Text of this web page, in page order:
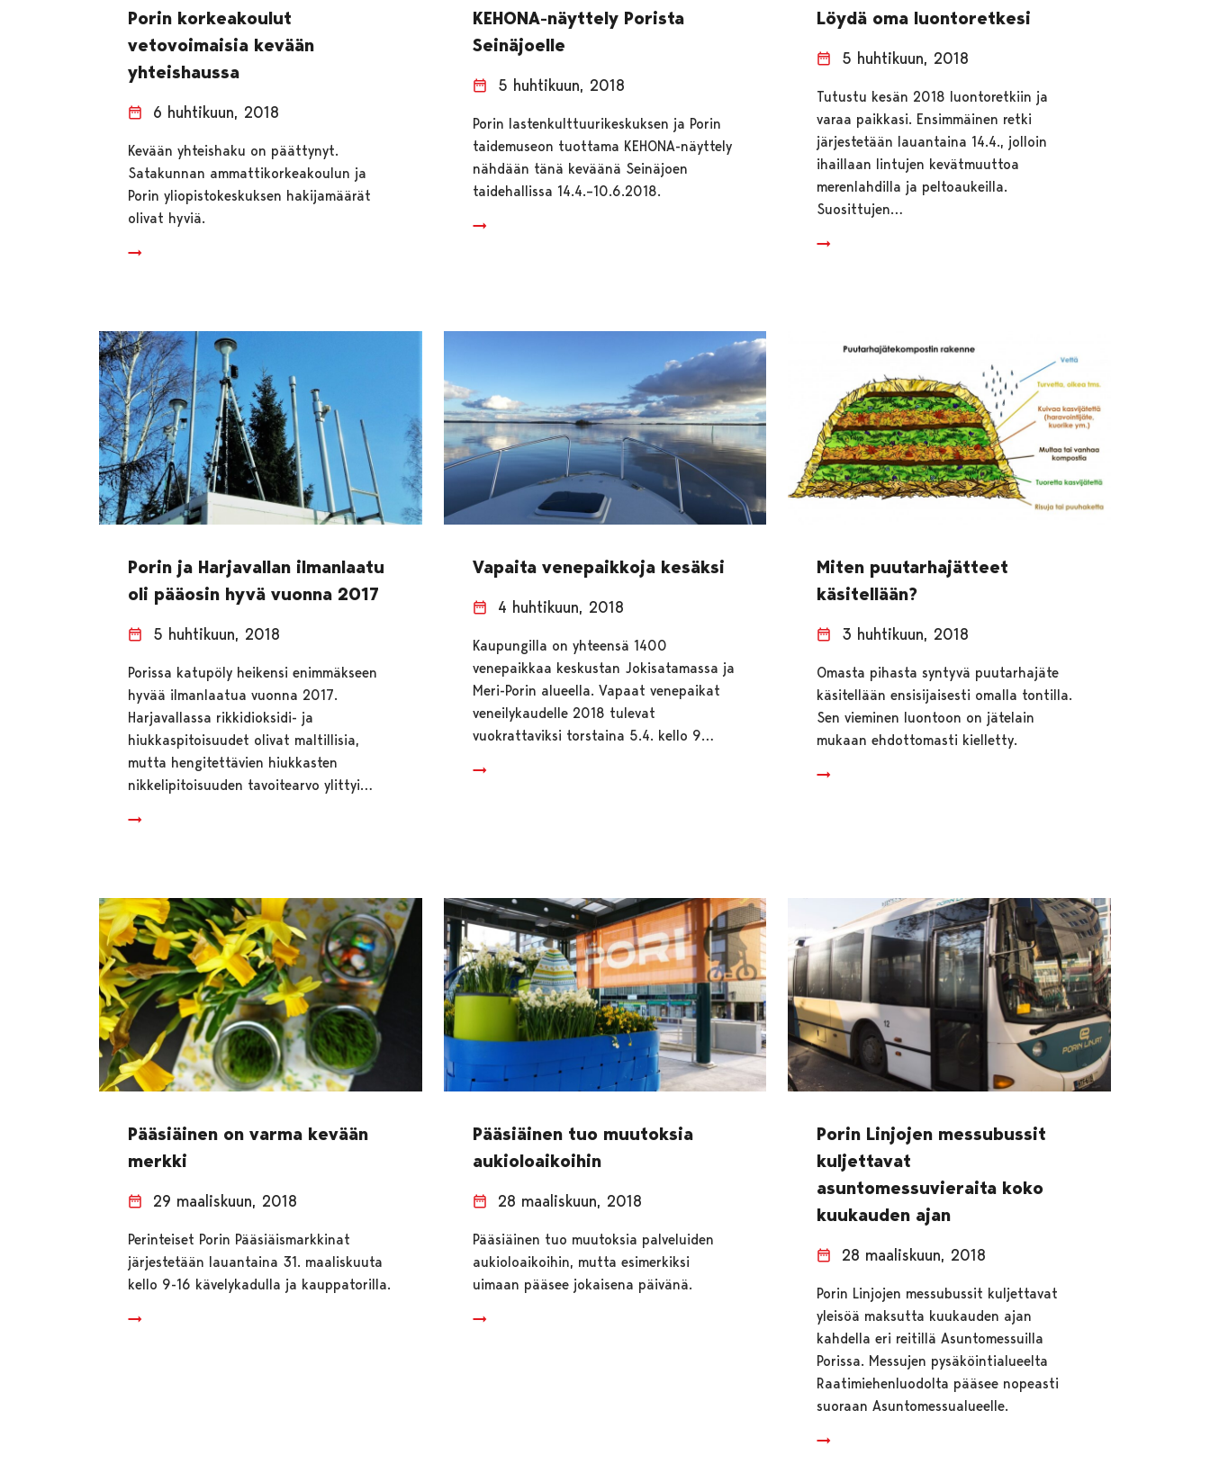
Porin korkeakoulut
vetovoimaisia kevään
yhteishaussa
6 huhtikuun, 2018
Kevään yhteishaku on päättynyt.
Satakunnan ammattikorkeakoulun ja
Porin yliopistokeskuksen hakijamäärät
olivat hyviä.
KEHONA-näyttely Porista
Seinäjoelle
5 huhtikuun, 2018
Porin lastenkulttuurikeskuksen ja Porin
taidemuseon tuottama KEHONA-näyttely
nähdään tänä keväänä Seinäjoen
taidehallissa 14.4.–10.6.2018.
Löydä oma luontoretkesi
5 huhtikuun, 2018
Tutustu kesän 2018 luontoretkiin ja
varaa paikkasi. Ensimmäinen retki
järjestetään lauantaina 14.4., jolloin
ihaillaan lintujen kevätmuuttoa
merenlahdilla ja peltoaukeilla.
Suosittujen…
Porin ja Harjavallan ilmanlaatu
oli pääosin hyvä vuonna 2017
5 huhtikuun, 2018
Porissa katupöly heikensi enimmäkseen
hyvää ilmanlaatua vuonna 2017.
Harjavallassa rikkidioksidi- ja
hiukkaspitoisuudet olivat maltillisia,
mutta hengitettävien hiukkasten
nikkelipitoisuuden tavoitearvo ylittyi…
Vapaita venepaikkoja kesäksi
4 huhtikuun, 2018
Kaupungilla on yhteensä 1400
venepaikkaa keskustan Jokisatamassa ja
Meri-Porin alueella. Vapaat venepaikat
veneilykaudelle 2018 tulevat
vuokrattaviksi torstaina 5.4. kello 9…
Miten puutarhajätteet
käsitellään?
3 huhtikuun, 2018
Omasta pihasta syntyvä puutarhajäte
käsitellään ensisijaisesti omalla tontilla.
Sen vieminen luontoon on jätelain
mukaan ehdottomasti kielletty.
Pääsiäinen on varma kevään
merkki
29 maaliskuun, 2018
Perinteiset Porin Pääsiäismarkkinat
järjestetään lauantaina 31. maaliskuuta
kello 9-16 kävelykadulla ja kauppatorilla.
Pääsiäinen tuo muutoksia
aukioloaikoihin
28 maaliskuun, 2018
Pääsiäinen tuo muutoksia palveluiden
aukioloaikoihin, mutta esimerkiksi
uimaan pääsee jokaisena päivänä.
Porin Linjojen messubussit
kuljettavat
asuntomessuvieraita koko
kuukauden ajan
28 maaliskuun, 2018
Porin Linjojen messubussit kuljettavat
yleisöä maksutta kuukauden ajan
kahdella eri reitillä Asuntomessuilla
Porissa. Messujen pysäköintialueelta
Raatimiehenluodolta pääsee nopeasti
suoraan Asuntomessualueelle.